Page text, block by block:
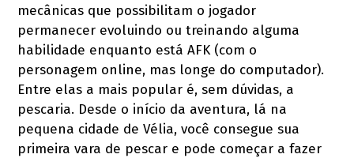
mecânicas que possibilitam o jogador
permanecer evoluindo ou treinando alguma
habilidade enquanto está AFK (com o
personagem online, mas longe do computador).
Entre elas a mais popular é, sem dúvidas, a
pescaria. Desde o início da aventura, lá na
pequena cidade de Vélia, você consegue sua
primeira vara de pescar e pode começar a fazer